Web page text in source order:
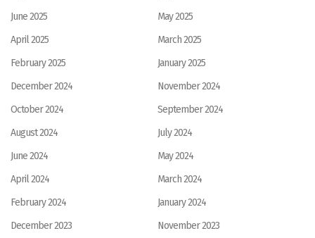
June 2025
May 2025
April 2025
March 2025
February 2025
January 2025
December 2024
November 2024
October 2024
September 2024
August 2024
July 2024
June 2024
May 2024
April 2024
March 2024
February 2024
January 2024
December 2023
November 2023